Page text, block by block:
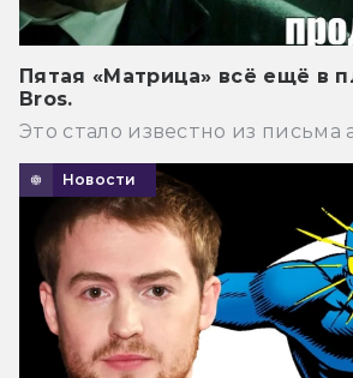
Пятая «Матрица» всё ещё в
Bros.
Это стало известно из письма
Новости